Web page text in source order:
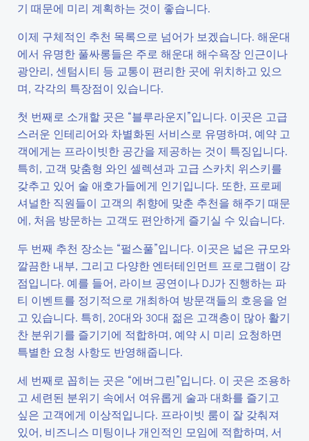
기 때문에 미리 계획하는 것이 좋습니다.
이제 구체적인 추천 목록으로 넘어가 보겠습니다. 해운대
에서 유명한 풀싸롱들은 주로 해운대 해수욕장 인근이나
광안리, 센텀시티 등 교통이 편리한 곳에 위치하고 있으
며, 각각의 특장점이 있습니다.
첫 번째로 소개할 곳은 “블루라운지”입니다. 이곳은 고급
스러운 인테리어와 차별화된 서비스로 유명하며, 예약 고
객에게는 프라이빗한 공간을 제공하는 것이 특징입니다.
특히, 고객 맞춤형 와인 셀렉션과 고급 스카치 위스키를
갖추고 있어 술 애호가들에게 인기입니다. 또한, 프로페
셔널한 직원들이 고객의 취향에 맞춘 추천을 해주기 때문
에, 처음 방문하는 고객도 편안하게 즐기실 수 있습니다.
두 번째 추천 장소는 “펄스풀”입니다. 이곳은 넓은 규모와
깔끔한 내부, 그리고 다양한 엔터테인먼트 프로그램이 강
점입니다. 예를 들어, 라이브 공연이나 DJ가 진행하는 파
티 이벤트를 정기적으로 개최하여 방문객들의 호응을 얻
고 있습니다. 특히, 20대와 30대 젊은 고객층이 많아 활기
찬 분위기를 즐기기에 적합하며, 예약 시 미리 요청하면
특별한 요청 사항도 반영해줍니다.
세 번째로 꼽히는 곳은 “에버그린”입니다. 이 곳은 조용하
고 세련된 분위기 속에서 여유롭게 술과 대화를 즐기고
싶은 고객에게 이상적입니다. 프라이빗 룸이 잘 갖춰져
있어, 비즈니스 미팅이나 개인적인 모임에 적합하며, 서